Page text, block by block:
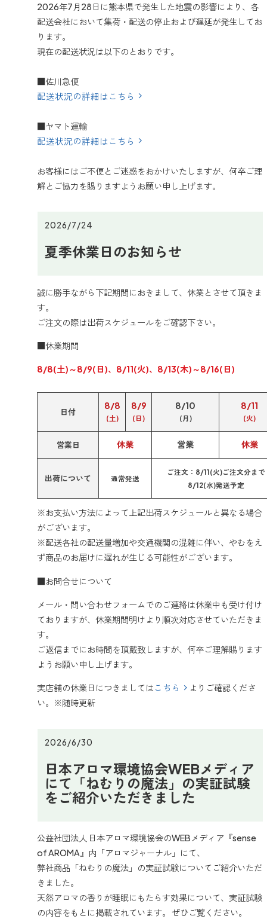
2026年7月28日に熊本県で発生した地震の影響により、各
配送会社において集荷・配送の停止および遅延が発生してお
ります。
現在の配送状況は以下のとおりです。
■佐川急便
配送状況の詳細はこちら
■ヤマト運輸
配送状況の詳細はこちら
お客様にはご不便とご迷惑をおかけいたしますが、何卒ご理
解とご協力を賜りますようお願い申し上げます。
2026/7/24
夏季休業日のお知らせ
誠に勝手ながら下記期間におきまして、休業とさせて頂きま
す。
ご注文の際は出荷スケジュールをご確認下さい。
■休業期間
8/8(土)～8/9(日)、8/11(火)、8/13(木)～8/16(日)
日付
8/8
(土)
8/9
(日)
8/10
(月)
8/11
(火)
営業日 休業 営業 休業
出荷について 通常発送
ご注文：8/11(火)ご注文分まで
8/12(水)発送予定
※お支払い方法によって上記出荷スケジュールと異なる場合
がございます。
※配送各社の配送量増加や交通機関の混雑に伴い、やむをえ
ず商品のお届けに遅れが生じる可能性がございます。
■お問合せについて
メール・問い合わせフォームでのご連絡は休業中も受け付け
ておりますが、休業期間明けより順次対応させていただきま
す。
ご返信までにお時間を頂戴致しますが、何卒ご理解賜ります
ようお願い申し上げます。
実店舗の休業日につきましては こちら
よりご確認くださ
い。※随時更新
2026/6/30
日本アロマ環境協会WEBメディア
にて「ねむりの魔法」の実証試験
をご紹介いただきました
公益社団法人 日本アロマ環境協会のWEBメディア『sense
of AROMA』内「アロマジャーナル」にて、
弊社商品「ねむりの魔法」の実証試験についてご紹介いただ
きました。
天然アロマの香りが睡眠にもたらす効果について、実証試験
の内容をもとに掲載されています。 ぜひご覧ください。